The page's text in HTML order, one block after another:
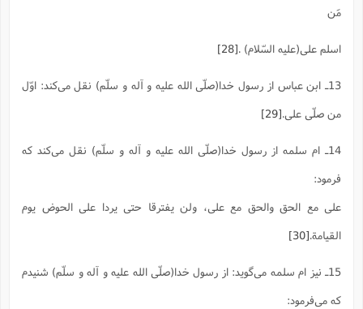
مَن
اسلم علی(علیه السّلام) . [28]
13ـ ابن عباس از رسول خدا(صلّی الله علیه و آله و سلّم) نقل می‌کند: اوّل
من صلّی علی.[29]
14ـ ام سلمه از رسول خدا(صلّی الله علیه و آله و سلّم) نقل می‌کند که
فرمود:
علی مع الحق والحق مع علی، ولن یفترقا حتی یردا علی الحوض یوم
القیامة.[30]
15ـ نیز ام سلمه می‌گوید: از رسول خدا(صلّی الله علیه و آله و سلّم) شنیدم
که می‌فرمود: